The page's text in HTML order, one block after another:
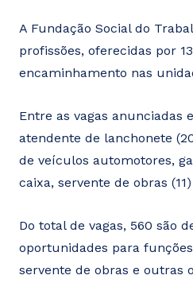
A Fundação Social do
profissões, oferecidas por
encaminhamento nas
Entre as vagas anunciadas
atendente de lanchonete
de veículos automotores,
caixa, servente de obras
Do total de vagas, 560 são
oportunidades para
servente de obras e outras